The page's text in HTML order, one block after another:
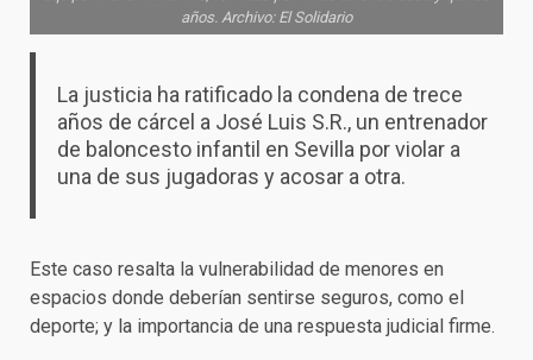
años. Archivo: El Solidario
La justicia ha ratificado la condena de trece
años de cárcel a José Luis S.R., un entrenador
de baloncesto infantil en Sevilla por violar a
una de sus jugadoras y acosar a otra.
Este caso resalta la vulnerabilidad de menores en
espacios donde deberían sentirse seguros, como el
deporte; y la importancia de una respuesta judicial firme.